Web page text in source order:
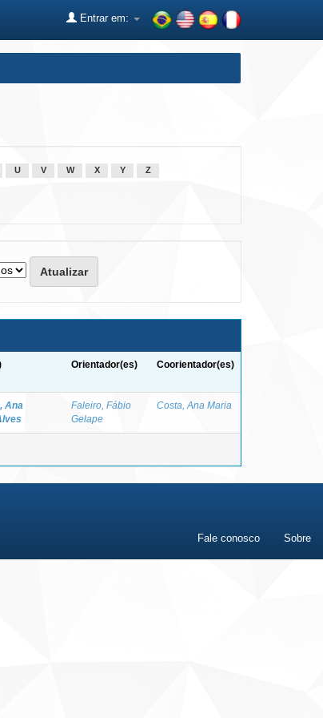
Entrar em:
U V W X Y Z
Orientador(es) Coorientador(es)
Ana
Faleiro, Fábio
Gelape
Costa, Ana Maria
Fale conosco Sobre